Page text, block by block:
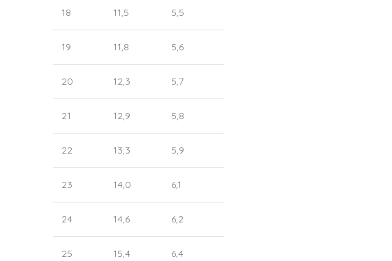
18 11,5 5,5
19 11,8 5,6
20 12,3 5,7
21 12,9 5,8
22 13,3 5,9
23 14,0 6,1
24 14,6 6,2
25 15,4 6,4